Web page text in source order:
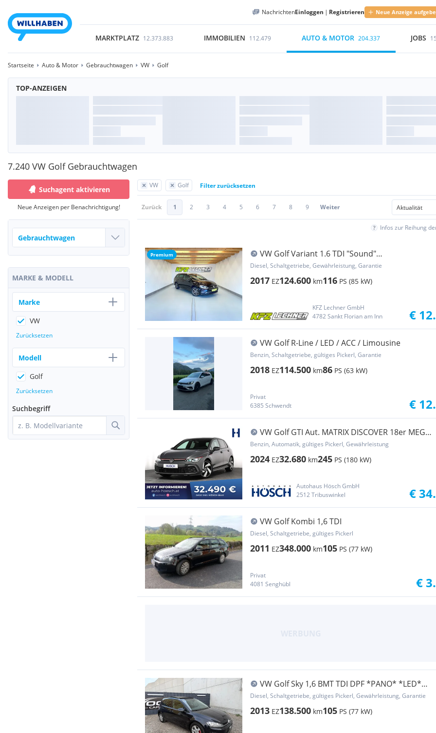
NachrichtenEinloggen | Registrieren Neue Anzeige
MARKTPLATZ 12.373.883 IMMOBILIEN 112.479 AUTO & MOTOR 204.337 JOBS
Startseite Auto & Motor Gebrauchtwagen VW Golf
TOP-ANZEIGEN
7.240 VW Golf Gebrauchtwagen
VW Golf Filter zurücksetzen
Zurück 1 2 3 4 5 6 7 8 9 Weiter
Infos zur Reihung
Premium
VW Golf Variant 1.6 TDI "Sound"
AHK*NAVI*SITZH
Diesel, Schaltgetriebe, Gewährleistung, Garantie
2017 EZ124.600 km116 PS (85 kW)
KFZ Lechner GmbH
4782 Sankt Florian am Inn
€
VW Golf R-Line / LED / ACC / Limousine
Benzin, Schaltgetriebe, gültiges Pickerl, Garantie
2018 EZ114.500 km86 PS (63 kW)
Privat
6385 Schwendt
€
VW Golf GTI Aut. MATRIX DISCOVER 18er MEGA-
DEAL
Benzin, Automatik, gültiges Pickerl, Gewährleistung
2024 EZ32.680 km245 PS (180 kW)
Autohaus Hösch GmbH
2512 Tribuswinkel
€
VW Golf Kombi 1,6 TDI
Diesel, Schaltgetriebe, gültiges Pickerl
2011 EZ348.000 km105 PS (77 kW)
Privat
4081 Senghübl
€
VW Golf Sky 1,6 BMT TDI DPF *PANO* *LED*
*MASSAGE*
Diesel, Schaltgetriebe, gültiges Pickerl, Gewährleistung, Garantie
2013 EZ138.500 km105 PS (77 kW)
Suchagent aktivieren
Neue Anzeigen per Benachrichtigung!
MARKE & MODELL
Marke
VW
Zurücksetzen
Modell
Golf
Zurücksetzen
Suchbegriff